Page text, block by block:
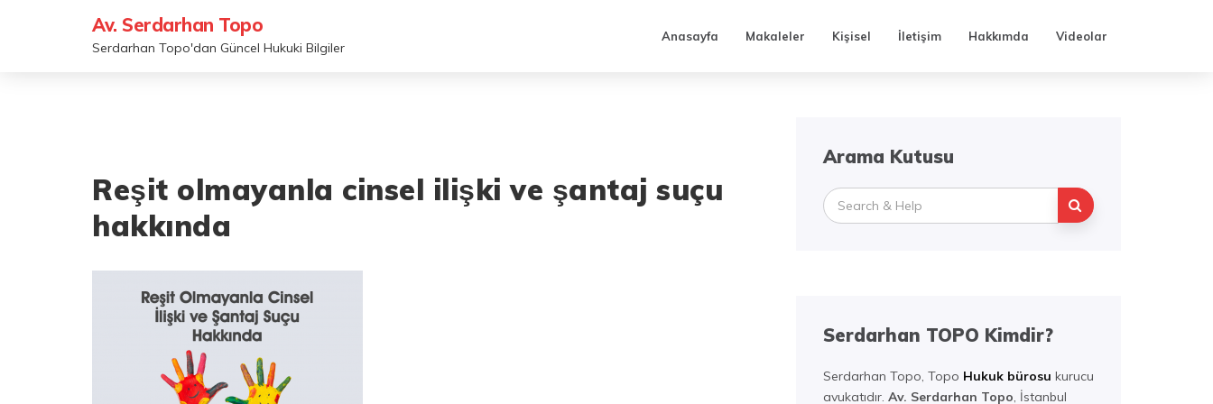
Av. Serdarhan Topo
Serdarhan Topo'dan Güncel Hukuki Bilgiler
Anasayfa Makaleler Kişisel İletişim Hakkımda Videolar
Reşit olmayanla cinsel ilişki ve şantaj suçu
hakkında
Arama Kutusu
Search
for:
Serdarhan TOPO Kimdir?
Serdarhan Topo, Topo Hukuk bürosu kurucu
avukatıdır. Av. Serdarhan Topo, İstanbul